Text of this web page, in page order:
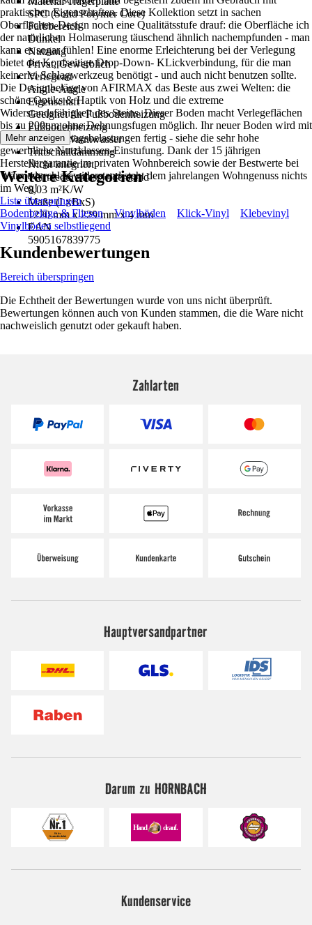
SPC (Solid Polymer Core)
Farbbereich
Dunkel
Nutzung
Privat, Gewerblich
Verlegeart
Angle-Angle
Eigenschaft
Geeignet für Fußbodenheizung
Fußbodenheizung
Elektro, Warmwasser
Trittschalldämmung
Nicht integriert
Wärmedurchlasswiderstand
0,03 m²K/W
Maße (LxBxS)
1220 mm x 229 mm x 4 mm
EAN
5905167839775
praktischen Eigenschaften. Diese Kollektion setzt in sachen
Oberflächen-Design noch eine Qualitätsstufe drauf: die Oberfläche ich
der natürlichen Holmaserung täuschend ähnlich nachempfunden - man
kann es sogar fühlen! Eine enorme Erleichterung bei der Verlegung
bietet die Kopfseitige Drop-Down- KLickverbindung, für die man
keinerlei Schlagwerkzeug benötigt - und auch nicht benutzen sollte.
Die Designbeläge von AFIRMAX das Beste aus zwei Welten: die
schöne Optiks & Haptik von Holz und die extreme
Widerstandsfähigkeit des Steins. Dieser Boden macht Verlegeflächen
bis zu 200qm ohne Dehnungsfugen möglich. Ihr neuer Boden wird mit
nahezu allen Alltagsbelastungen fertig - siehe die sehr hohe
gewerbliche Nutzklassen-Einstufung. Dank der 15 jährigen
Herstellergarantie im privaten Wohnbereich sowie der Bestwerte bei
Wärmedurchlasswiderstand steht dem jahrelangen Wohngenuss nichts
im Weg!
Mehr anzeigen
Weitere Kategorien
Liste überspringen
Bodenbeläge & Fliesen
Vinylböden Klick-Vinyl
Klebevinyl
Vinylböden selbstliegend
Kundenbewertungen
Bereich überspringen
Die Echtheit der Bewertungen wurde von uns nicht überprüft.
Bewertungen können auch von Kunden stammen, die die Ware nicht
nachweislich genutzt oder gekauft haben.
Zahlarten
Hauptversandpartner
Darum zu HORNBACH
Kundenservice